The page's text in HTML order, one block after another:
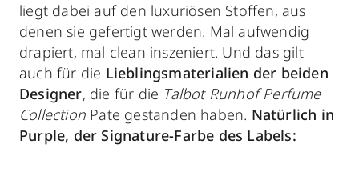
liegt dabei auf den luxuriösen Stoffen, aus
denen sie gefertigt werden. Mal aufwendig
drapiert, mal clean inszeniert. Und das gilt
auch für die Lieblingsmaterialien der beiden
Designer, die für die Talbot Runhof Perfume
Collection Pate gestanden haben. Natürlich in
Purple, der Signature-Farbe des Labels: